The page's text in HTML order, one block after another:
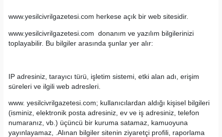
www.yesilcivrilgazetesi.com herkese açık bir web sitesidir.
www.yesilcivrilgazetesi.com donanım ve yazılım bilgilerinizi
toplayabilir. Bu bilgiler arasında şunlar yer alır:
IP adresiniz, tarayıcı türü, işletim sistemi, etki alan adı, erişim
süreleri ve ilgili web adresleri.
www. yesilcivrilgazetesi.com; kullanıcılardan aldığı kişisel bilgileri
(isminiz, elektronik posta adresiniz, ev ve iş adresiniz, telefon
numaranız, vb.) üçüncü bir kuruma satamaz, kamuoyuna
yayınlayamaz, .Alınan bilgiler sitenin ziyaretçi profili, raporlama